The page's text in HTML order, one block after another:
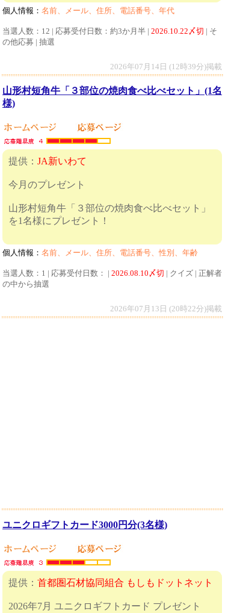
個人情報： 名前、メール、住所、電話番号、年代
当選人数：12 | 応募受付日数：約3か月半 | 2026.10.22〆切 | そ
の他応募 | 抽選
2026年07月14日 (12時39分)掲載
山形村短角牛「３部位の焼肉食べ比べセット」(1名
様)
提供： JA新いわて
今月のプレゼント
山形村短角牛「３部位の焼肉食べ比べセット」
を1名様にプレゼント！
個人情報： 名前、メール、住所、電話番号、性別、年齢
当選人数：1 | 応募受付日数： | 2026.08.10〆切 | クイズ | 正解者
の中から抽選
2026年07月13日 (20時22分)掲載
ユニクロギフトカード3000円分(3名様)
提供： 首都圏石材協同組合 もしもドットネット
2026年7月 ユニクロギフトカード プレゼント